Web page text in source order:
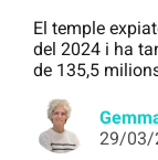
El temple
del 2024 i ha
de 135,5
29/03/